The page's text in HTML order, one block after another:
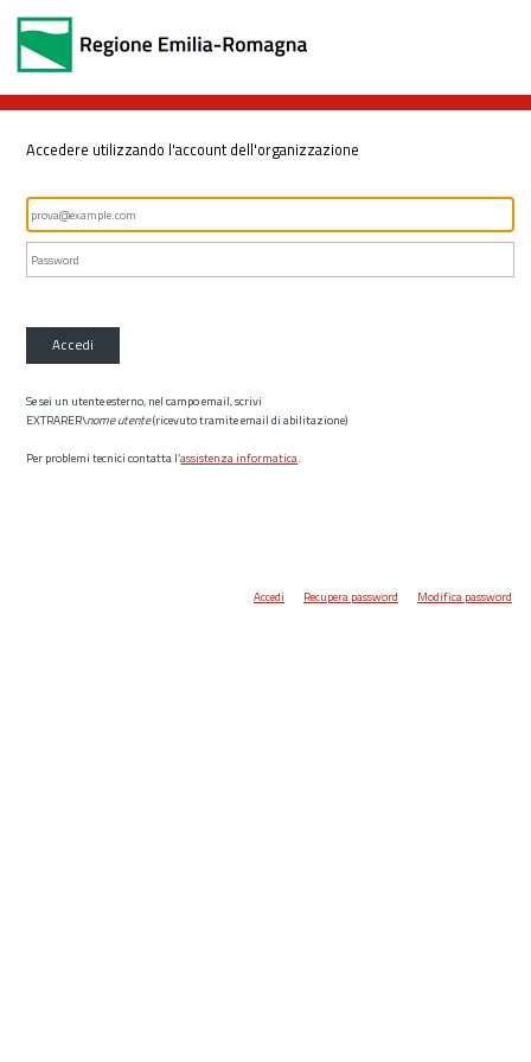
Accedere utilizzando l'account dell'organizzazione
Accedi
Se sei un utente esterno, nel campo email, scrivi
EXTRARER\nome utente(ricevuto tramite email di abilitazione)
Per problemi tecnici contatta l’assistenza informatica.
Accedi Recupera password Modifica password